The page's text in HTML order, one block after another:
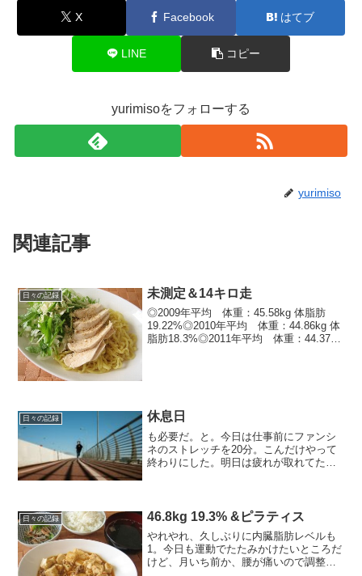
X Facebook はてブ
LINE コピー
yurimisoをフォローする
yurimiso
関連記事
日々の記録 未測定＆14キロ走
◎2009年平均 体重：45.58kg 体脂肪
19.22%◎2010年平均 体重：44.86kg 体
脂肪18.3%◎2011年平均 体重：44.37kg
日々の記録 休息日
も必要だ。と。今日は仕事前にファンシ
ネのストレッチを20分。こんだけやって
終わりにした。明日は疲れが取れてたら
いただいた。...
日々の記録 46.8kg 19.3% &ピラティス
やれやれ、久しぶりに内臓脂肪レベルも
1。今日も運動でたたみかけたいところだ
けど、月いち前か、腰が痛いので調整の